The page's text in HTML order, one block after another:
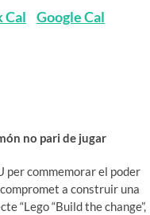
Cal
Google Cal
no pari de jugar
per commemorar el poder
a construir una
“Lego “Build the change”,